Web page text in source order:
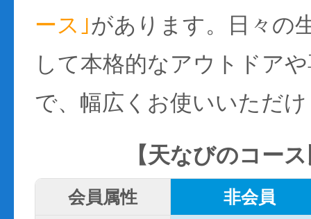
ース｣があります。日々の
して本格的なアウトドア
で、幅広くお使いいただ
【天なびのコー
会員属性 非会員